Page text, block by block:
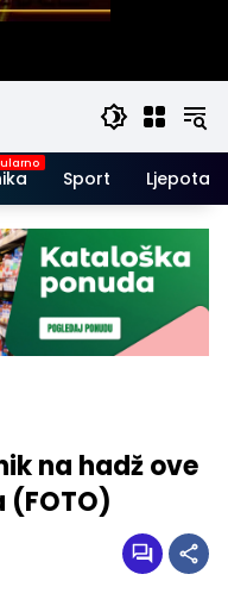
Sport Ljepota i
na hadž ove